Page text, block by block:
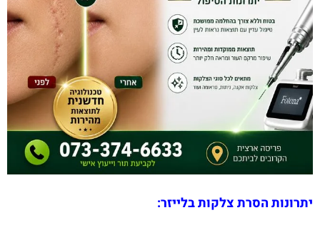
יתרונות הסרת צלקות בלייזר: